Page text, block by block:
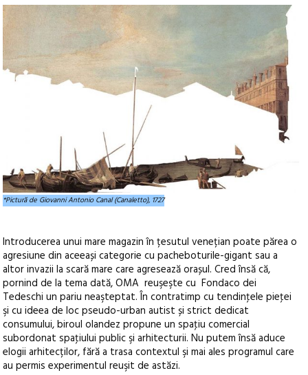
*Pictură de Giovanni Antonio Canal (Canaletto), 1727
Introducerea unui mare magazin în țesutul venețian poate părea o
agresiune din aceeași categorie cu pacheboturile-gigant sau a
altor invazii la scară mare care agresează orașul. Cred însă că,
pornind de la tema dată, OMA reuşeşte cu Fondaco dei
Tedeschi un pariu neaşteptat. În contratimp cu tendinţele pieţei
şi cu ideea de loc pseudo-urban autist și strict dedicat
consumului, biroul olandez propune un spaţiu comercial
subordonat spaţiului public şi arhitecturii. Nu putem însă aduce
elogii arhitecților, fără a trasa contextul şi mai ales programul care
au permis experimentul reuşit de astăzi.